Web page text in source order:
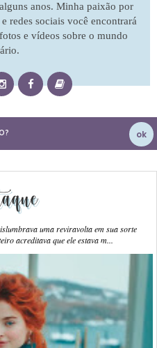
anos. Minha paixão por
redes sociais você encontrará
e vídeos sobre o mundo
uma reviravolta em sua sorte
acreditava que ele estava m...